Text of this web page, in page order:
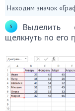
Находим значок
Выделить
щелкнуть по его